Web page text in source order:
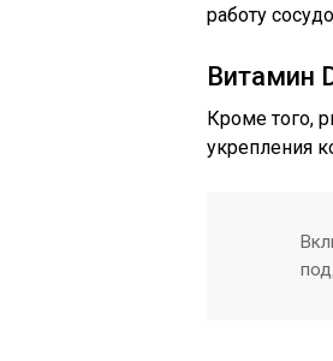
работу
Витамин
Кроме того,
укрепления